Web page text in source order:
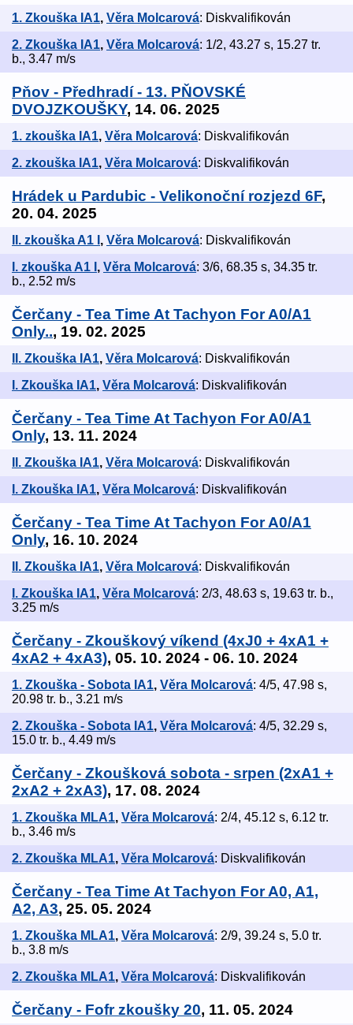
1. Zkouška IA1, Věra Molcarová: Diskvalifikován
2. Zkouška IA1, Věra Molcarová: 1/2, 43.27 s, 15.27 tr.
b., 3.47 m/s
Pňov - Předhradí - 13. PŇOVSKÉ
DVOJZKOUŠKY, 14. 06. 2025
1. zkouška IA1, Věra Molcarová: Diskvalifikován
2. zkouška IA1, Věra Molcarová: Diskvalifikován
Hrádek u Pardubic - Velikonoční rozjezd 6F,
20. 04. 2025
II. zkouška A1 I , Věra Molcarová: Diskvalifikován
I. zkouška A1 I , Věra Molcarová: 3/6, 68.35 s, 34.35 tr.
b., 2.52 m/s
Čerčany - Tea Time At Tachyon For A0/A1
Only.., 19. 02. 2025
II. Zkouška IA1, Věra Molcarová: Diskvalifikován
I. Zkouška IA1, Věra Molcarová: Diskvalifikován
Čerčany - Tea Time At Tachyon For A0/A1
Only, 13. 11. 2024
II. Zkouška IA1, Věra Molcarová: Diskvalifikován
I. Zkouška IA1, Věra Molcarová: Diskvalifikován
Čerčany - Tea Time At Tachyon For A0/A1
Only, 16. 10. 2024
II. Zkouška IA1, Věra Molcarová: Diskvalifikován
I. Zkouška IA1, Věra Molcarová: 2/3, 48.63 s, 19.63 tr. b.,
3.25 m/s
Čerčany - Zkouškový víkend (4xJ0 + 4xA1 +
4xA2 + 4xA3), 05. 10. 2024 - 06. 10. 2024
1. Zkouška - Sobota IA1, Věra Molcarová: 4/5, 47.98 s,
20.98 tr. b., 3.21 m/s
2. Zkouška - Sobota IA1, Věra Molcarová: 4/5, 32.29 s,
15.0 tr. b., 4.49 m/s
Čerčany - Zkoušková sobota - srpen (2xA1 +
2xA2 + 2xA3), 17. 08. 2024
1. Zkouška MLA1, Věra Molcarová: 2/4, 45.12 s, 6.12 tr.
b., 3.46 m/s
2. Zkouška MLA1, Věra Molcarová: Diskvalifikován
Čerčany - Tea Time At Tachyon For A0, A1,
A2, A3, 25. 05. 2024
1. Zkouška MLA1, Věra Molcarová: 2/9, 39.24 s, 5.0 tr.
b., 3.8 m/s
2. Zkouška MLA1, Věra Molcarová: Diskvalifikován
Čerčany - Fofr zkoušky 20, 11. 05. 2024